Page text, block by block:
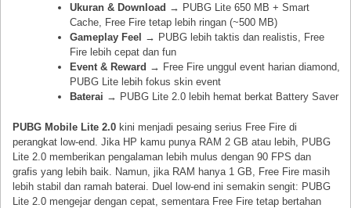
Ukuran & Download → PUBG Lite 650 MB + Smart
Cache, Free Fire tetap lebih ringan (~500 MB)
Gameplay Feel
→ PUBG lebih taktis dan realistis, Free
Fire lebih cepat dan fun
Event & Reward → Free Fire unggul event harian diamond,
PUBG Lite lebih fokus skin event
Baterai → PUBG Lite 2.0 lebih hemat berkat Battery Saver
PUBG Mobile Lite 2.0 kini menjadi pesaing serius Free Fire di
perangkat low-end. Jika HP kamu punya RAM 2 GB atau lebih, PUBG
Lite 2.0 memberikan pengalaman lebih mulus dengan 90 FPS dan
grafis yang lebih baik. Namun, jika RAM hanya 1 GB, Free Fire masih
lebih stabil dan ramah baterai. Duel low-end ini semakin sengit: PUBG
Lite 2.0 mengejar dengan cepat, sementara Free Fire tetap bertahan